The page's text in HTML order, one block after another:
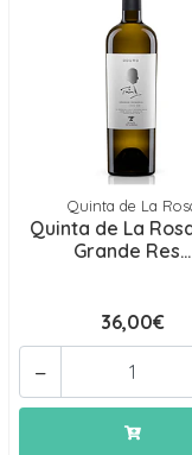
Quinta de La
Quinta de La
Grande Res...
36,00€
-